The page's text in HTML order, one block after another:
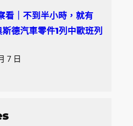
看｜不到半小時，就有
德汽車零件1列中歐班列
7 日